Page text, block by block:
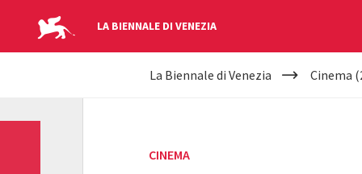
LA BIENNALE DI VENEZIA
YOUR
La Biennale di Venezia Cinema
CINEMA